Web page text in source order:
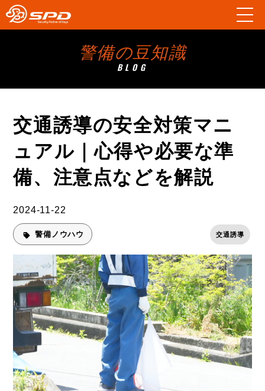
警備の豆知識
BLOG
交通誘導の安全対策マニ
ュアル｜心得や必要な準
備、注意点などを解説
2024-11-22
警備ノウハウ 交通誘導